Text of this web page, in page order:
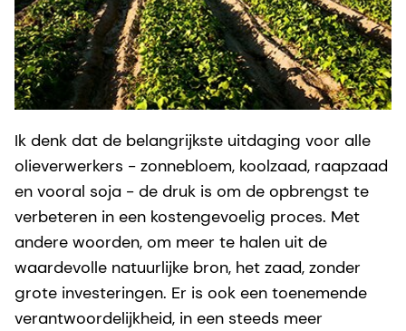
Ik denk dat de belangrijkste uitdaging voor alle
olieverwerkers - zonnebloem, koolzaad, raapzaad
en vooral soja - de druk is om de opbrengst te
verbeteren in een kostengevoelig proces. Met
andere woorden, om meer te halen uit de
waardevolle natuurlijke bron, het zaad, zonder
grote investeringen. Er is ook een toenemende
verantwoordelijkheid, in een steeds meer